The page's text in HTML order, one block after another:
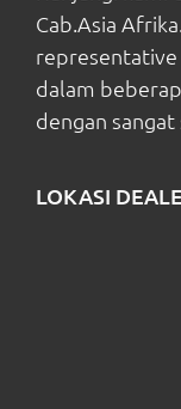
Cab.Asia
representative
dalam
dengan
LOKASI